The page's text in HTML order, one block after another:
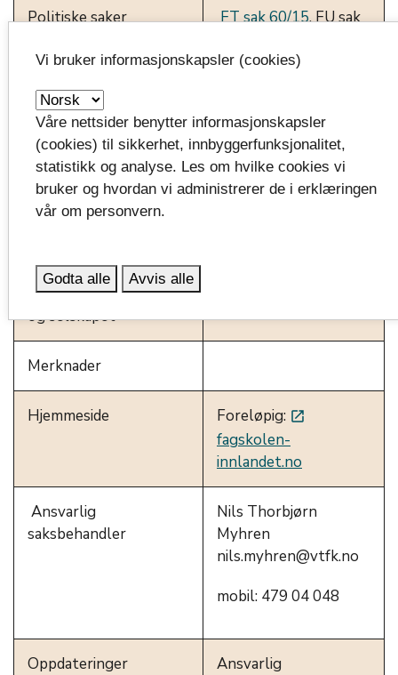
Politiske saker FT sak 60/15, FU sak
launch 22/17
opengov.cloudapp.net
Styrende
dokumenter/eierstyring
get_app
Avtaler mellom VFK
og selskapet
Merknader
Hjemmeside Foreløpig: launch
fagskolen-
innlandet.no
Ansvarlig
saksbehandler
Nils Thorbjørn
Myhren
nils.myhren@vtfk.no
mobil: 479 04 048
Oppdateringer
Ansvarlig
Vi bruker informasjonskapsler (cookies)
Våre nettsider benytter informasjonskapsler
(cookies) til sikkerhet, innbyggerfunksjonalitet,
statistikk og analyse. Les om hvilke cookies vi
bruker og hvordan vi administrerer de i erklæringen
vår om personvern.
Godta alle Avvis alle